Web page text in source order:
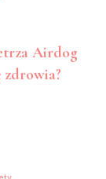
Airdog
zdrowia?